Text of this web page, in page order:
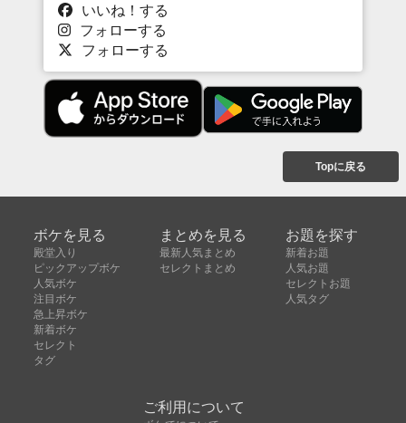
いいね！する
フォローする
フォローする
Topに戻る
ボケを見る
殿堂入り
ピックアップボケ
人気ボケ
注目ボケ
急上昇ボケ
新着ボケ
セレクト
タグ
まとめを見る
最新人気まとめ
セレクトまとめ
お題を探す
新着お題
人気お題
セレクトお題
人気タグ
ご利用について